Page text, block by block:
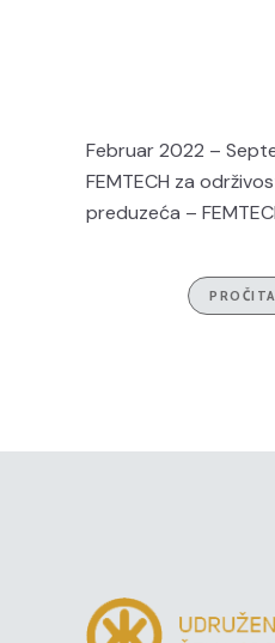
Februar 2022 –
FEMTECH za
preduzeća –